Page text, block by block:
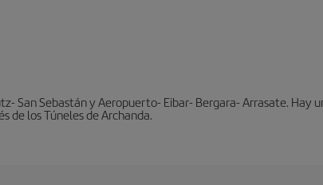
San Sebastán y Aeropuerto- Eibar- Bergara- Arrasate. Hay
de los Túneles de Archanda.